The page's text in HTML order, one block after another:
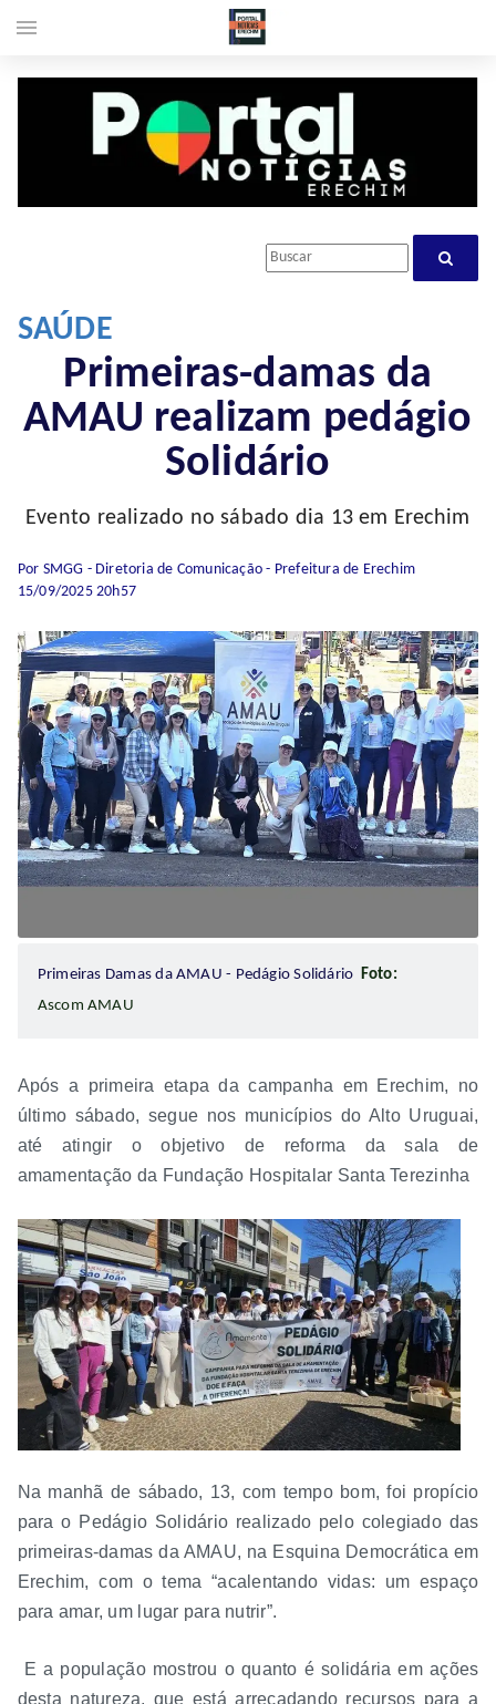
SAÚDE
Primeiras-damas da
AMAU realizam pedágio
Solidário
Evento realizado no sábado dia 13 em Erechim
Por SMGG - Diretoria de Comunicação - Prefeitura de Erechim
15/09/2025 20h57
Primeiras Damas da AMAU - Pedágio Solidário Foto:
Ascom AMAU
Após a primeira etapa da campanha em Erechim, no
último sábado, segue nos municípios do Alto Uruguai,
até atingir o objetivo de reforma da sala de
amamentação da Fundação Hospitalar Santa Terezinha
Na manhã de sábado, 13, com tempo bom, foi propício
para o Pedágio Solidário realizado pelo colegiado das
primeiras-damas da AMAU, na Esquina Democrática em
Erechim, com o tema “acalentando vidas: um espaço
para amar, um lugar para nutrir”.
E a população mostrou o quanto é solidária em ações
desta natureza, que está arrecadando recursos para a
menu